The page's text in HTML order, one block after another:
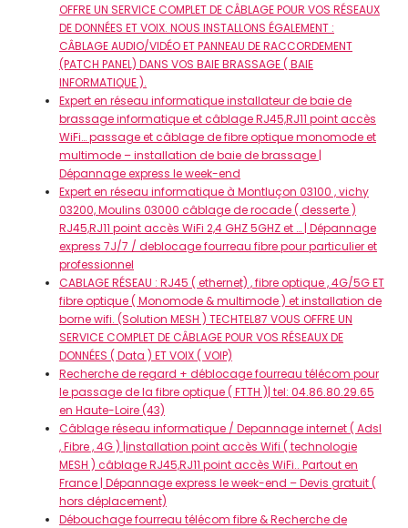
OFFRE UN SERVICE COMPLET DE CÂBLAGE POUR VOS RÉSEAUX
DE DONNÉES ET VOIX. NOUS INSTALLONS ÉGALEMENT :
CÂBLAGE AUDIO/VIDÉO ET PANNEAU DE RACCORDEMENT
(PATCH PANEL) DANS VOS BAIE BRASSAGE ( BAIE
INFORMATIQUE ).
Expert en réseau informatique installateur de baie de
brassage informatique et câblage RJ45,RJ11 point accès
WiFi… passage et câblage de fibre optique monomode et
multimode – installation de baie de brassage |
Dépannage express le week-end
Expert en réseau informatique à Montluçon 03100 , vichy
03200, Moulins 03000 câblage de rocade ( desserte )
RJ45,RJ11 point accès WiFi 2,4 GHZ 5GHZ et … | Dépannage
express 7J/7 / deblocage fourreau fibre pour particulier et
professionnel
CABLAGE RÉSEAU : RJ45 ( ethernet) , fibre optique , 4G/5G ET
fibre optique ( Monomode & multimode ) et installation de
borne wifi. (Solution MESH ) TECHTEL87 VOUS OFFRE UN
SERVICE COMPLET DE CÂBLAGE POUR VOS RÉSEAUX DE
DONNÉES ( Data ) ET VOIX ( VOIP)
Recherche de regard + déblocage fourreau télécom pour
le passage de la fibre optique ( FTTH )| tel: 04.86.80.29.65
en Haute-Loire (43)
Câblage réseau informatique / Depannage internet ( Adsl
, Fibre , 4G ) |installation point accès Wifi ( technologie
MESH ) câblage RJ45,RJ11 point accès WiFi.. Partout en
France | Dépannage express le week-end – Devis gratuit (
hors déplacement)
Débouchage fourreau télécom fibre & Recherche de